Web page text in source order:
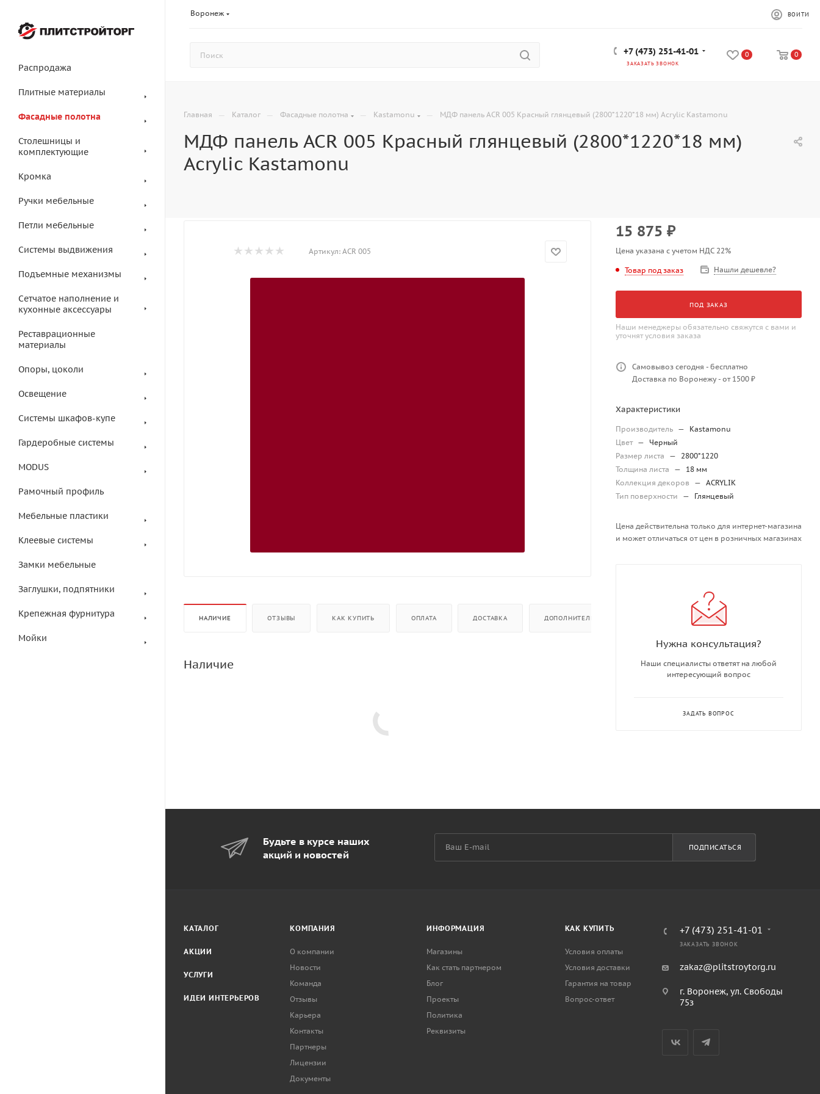
Воронеж ВОЙТИ
+7 (473) 251-41-01
ЗАКАЗАТЬ ЗВОНОК
0 0
Распродажа
Плитные материалы
Фасадные полотна
Столешницы и
комплектующие
Кромка
Ручки мебельные
Петли мебельные
Системы выдвижения
Подъемные механизмы
Сетчатое наполнение и
кухонные аксессуары
Реставрационные
материалы
Опоры, цоколи
Освещение
Системы шкафов-купе
Гардеробные системы
MODUS
Рамочный профиль
Мебельные пластики
Клеевые системы
Замки мебельные
Заглушки, подпятники
Крепежная фурнитура
Мойки
Главная — Каталог — Фасадные полотна — Kastamonu — МДФ панель ACR 005 Красный глянцевый (2800*1220*18 мм) Acrylic Kastamonu
МДФ панель ACR 005 Красный глянцевый (2800*1220*18 мм)
Acrylic Kastamonu
Артикул: ACR 005
НАЛИЧИЕ ОТЗЫВЫ КАК КУПИТЬ ОПЛАТА ДОСТАВКА ДОПОЛНИТЕЛЬНО
Наличие
15 875 ₽
Цена указана с учетом НДС 22%
Товар под заказ Нашли дешевле?
ПОД ЗАКАЗ
Наши менеджеры обязательно свяжутся с вами и
уточнят условия заказа
Самовывоз сегодня - бесплатно
Доставка по Воронежу - от 1500 ₽
Характеристики
Производитель —
Kastamonu
Цвет —
Черный
Размер листа
— 2800*1220
Толщина листа
—
18 мм
Коллекция декоров
— ACRYLIK
Тип поверхности
— Глянцевый
Цена действительна только для интернет-магазина
и может отличаться от цен в розничных магазинах
Нужна консультация?
Наши специалисты ответят на любой
интересующий вопрос
ЗАДАТЬ ВОПРОС
Будьте в курсе наших
акций и новостей
ПОДПИСАТЬСЯ
КАТАЛОГ
АКЦИИ
УСЛУГИ
ИДЕИ ИНТЕРЬЕРОВ
КОМПАНИЯ
О компании
Новости
Команда
Отзывы
Карьера
Контакты
Партнеры
Лицензии
Документы
ИНФОРМАЦИЯ
Магазины
Как стать партнером
Блог
Проекты
Политика
Реквизиты
КАК КУПИТЬ
Условия оплаты
Условия доставки
Гарантия на товар
Вопрос-ответ
+7 (473) 251-41-01
ЗАКАЗАТЬ ЗВОНОК
zakaz@plitstroytorg.ru
г. Воронеж, ул. Свободы
75з